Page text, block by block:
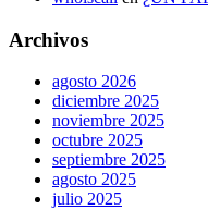
Archivos
agosto 2026
diciembre 2025
noviembre 2025
octubre 2025
septiembre 2025
agosto 2025
julio 2025